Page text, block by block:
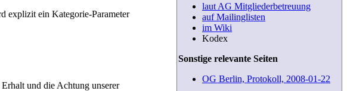
laut AG Mitgliederbetreuung
auf Mailinglisten
im Wiki
Kodex
Sonstige relevante Seiten
OG Berlin, Protokoll, 2008-01-22
explizit ein Kategorie-Parameter
und die Achtung unserer